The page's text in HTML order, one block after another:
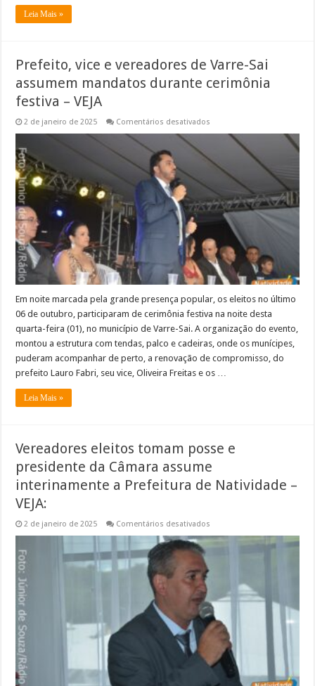
Leia Mais »
Prefeito, vice e vereadores de Varre-Sai
assumem mandatos durante cerimônia
festiva – VEJA
2 de janeiro de 2025 Comentários desativados
vereadores
de
Varre-
assumem
mandatos
durante
cerimônia
festiva
–
VEJA
Em noite marcada pela grande presença popular, os eleitos no último
06 de outubro, participaram de cerimônia festiva na noite desta
quarta-feira (01), no município de Varre-Sai. A organização do evento,
montou a estrutura com tendas, palco e cadeiras, onde os munícipes,
puderam acompanhar de perto, a renovação de compromisso, do
prefeito Lauro Fabri, seu vice, Oliveira Freitas e os …
Leia Mais »
Vereadores eleitos tomam posse e
presidente da Câmara assume
interinamente a Prefeitura de Natividade –
VEJA:
2 de janeiro de 2025 Comentários desativados
eleitos
Câmara
assume
interinamente
a
Prefeitura
Natividade
–
VEJA: